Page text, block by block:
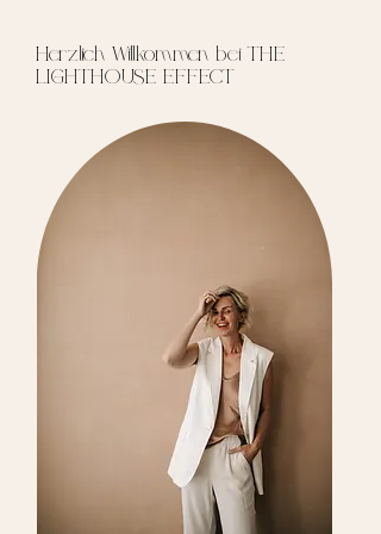
Herzlich Willkommen bei THE
LIGHTHOUSE EFFECT